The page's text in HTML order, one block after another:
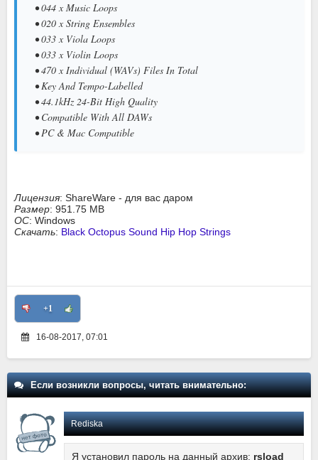
• 044 x Music Loops
• 020 x String Ensembles
• 033 x Viola Loops
• 033 x Violin Loops
• 470 x Individual (WAVs) Files In Total
• Key And Tempo-Labelled
• 44.1kHz 24-Bit High Quality
• Compatible With All DAWs
• PC & Mac Compatible
Лицензия: ShareWare - для вас даром
Размер: 951.75 MB
ОС: Windows
Скачать: Black Octopus Sound Hip Hop Strings
+1
16-08-2017, 07:01
Если возникли вопросы, читать внимательно:
Rediska
Я установил пароль на данный архив: rsload